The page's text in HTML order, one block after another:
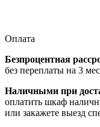
Оплата
Безпроцентная
без переплаты на 3
Наличными при
оплатить шкаф
или закажете выезд